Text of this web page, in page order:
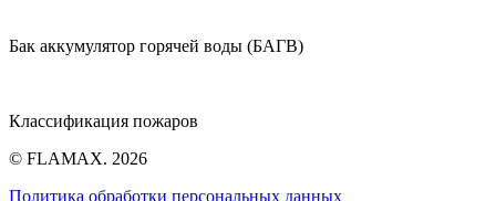
Бак аккумулятор горячей воды (БАГВ)
Классификация пожаров
© FLAMAX. 2026
Политика обработки персональных данных